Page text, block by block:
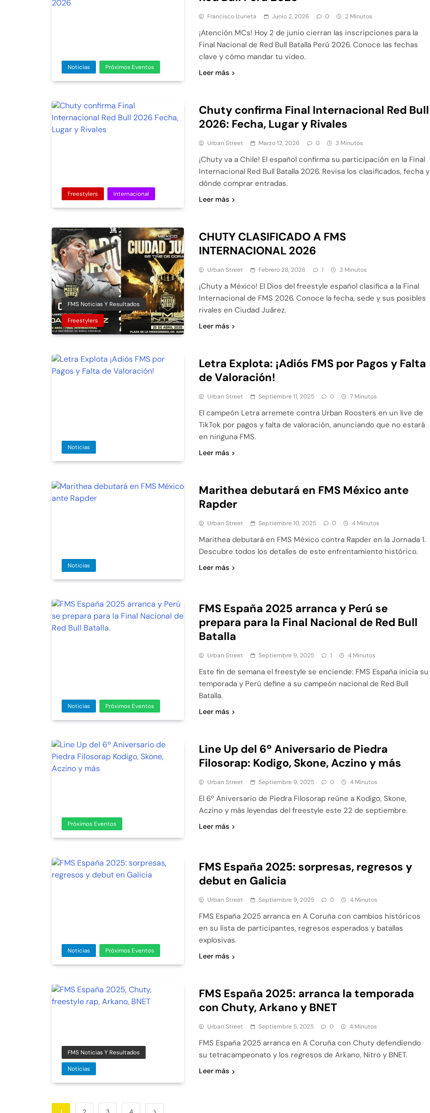
Noticias Próximos Eventos
Francisco Izurieta Junio 2, 2026 0 2 Minutos
¡Atención MCs! Hoy 2 de junio cierran las inscripciones para la
Final Nacional de Red Bull Batalla Perú 2026. Conoce las fechas
clave y cómo mandar tu video.
Leer más
Freestylers Internacional
Chuty confirma Final Internacional Red Bull
2026: Fecha, Lugar y Rivales
Urban Street Marzo 12, 2026 0 3 Minutos
¡Chuty va a Chile! El español confirma su participación en la Final
Internacional Red Bull Batalla 2026. Revisa los clasificados, fecha y
dónde comprar entradas.
Leer más
FMS Noticias Y Resultados
Freestylers
CHUTY CLASIFICADO A FMS
INTERNACIONAL 2026
Urban Street Febrero 28, 2026 1 3 Minutos
¡Chuty a México! El Dios del freestyle español clasifica a la Final
Internacional de FMS 2026. Conoce la fecha, sede y sus posibles
rivales en Ciudad Juárez.
Leer más
Noticias
Letra Explota: ¡Adiós FMS por Pagos y Falta
de Valoración!
Urban Street Septiembre 11, 2025 0 7 Minutos
El campeón Letra arremete contra Urban Roosters en un live de
TikTok por pagos y falta de valoración, anunciando que no estará
en ninguna FMS.
Leer más
Noticias
Marithea debutará en FMS México ante
Rapder
Urban Street Septiembre 10, 2025 0 4 Minutos
Marithea debutará en FMS México contra Rapder en la Jornada 1.
Descubre todos los detalles de este enfrentamiento histórico.
Leer más
Noticias Próximos Eventos
FMS España 2025 arranca y Perú se
prepara para la Final Nacional de Red Bull
Batalla
Urban Street Septiembre 9, 2025 1 4 Minutos
Este fin de semana el freestyle se enciende: FMS España inicia su
temporada y Perú define a su campeón nacional de Red Bull
Batalla.
Leer más
Próximos Eventos
Line Up del 6º Aniversario de Piedra
Filosorap: Kodigo, Skone, Aczino y más
Urban Street Septiembre 9, 2025 0 4 Minutos
El 6º Aniversario de Piedra Filosorap reúne a Kodigo, Skone,
Aczino y más leyendas del freestyle este 22 de septiembre.
Leer más
Noticias Próximos Eventos
FMS España 2025: sorpresas, regresos y
debut en Galicia
Urban Street Septiembre 9, 2025 0 4 Minutos
FMS España 2025 arranca en A Coruña con cambios históricos
en su lista de participantes, regresos esperados y batallas
explosivas.
Leer más
FMS Noticias Y Resultados
Noticias
FMS España 2025: arranca la temporada
con Chuty, Arkano y BNET
Urban Street Septiembre 5, 2025 0 4 Minutos
FMS España 2025 arranca en A Coruña con Chuty defendiendo
su tetracampeonato y los regresos de Arkano, Nitro y BNET.
Leer más